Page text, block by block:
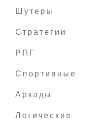
Шутеры
Стратегии
РПГ
Спортивные
Аркады
Логические